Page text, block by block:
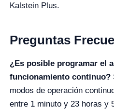
Kalstein Plus.
Preguntas
¿Es posible programar el
funcionamiento continuo?
modos de operación
entre 1 minuto y 23 horas y